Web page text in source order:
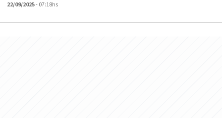
22/09/2025- 07:18hs